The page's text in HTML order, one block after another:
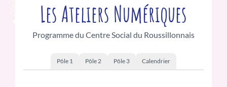
Les Ateliers Numériques
Programme du Centre Social du Roussillonnais
Pôle 1 Pôle 2 Pôle 3 Calendrier